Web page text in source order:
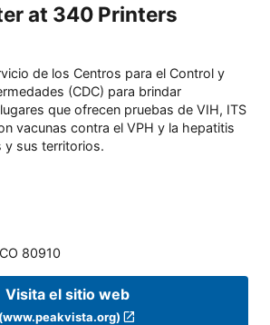
at 340 Printers
de los Centros para el Control y
(CDC) para brindar
que ofrecen pruebas de VIH, ITS
vacunas contra el VPH y la hepatitis
y sus territorios.
CO 80910
Visita el sitio web
(www.peakvista.org)